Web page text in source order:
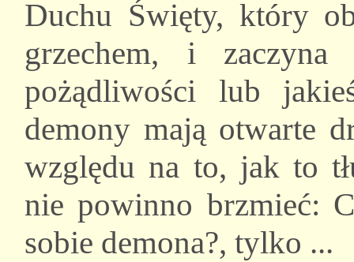
Duchu Święty, który
grzechem, i
pożądliwości lub
demony mają otwarte
względu na to, jak to
nie powinno brzmieć:
sobie demona?, tylko ...